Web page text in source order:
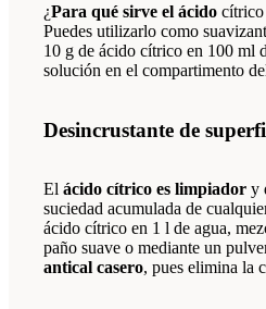
¿Para qué sirve el ácido cítrico
Puedes utilizarlo como
10 g de ácido cítrico en 100 ml
solución en el compartimento
Desincrustante de
El ácido cítrico es limpiador y
suciedad acumulada de
ácido cítrico en 1 l de agua,
paño suave o mediante un
antical casero, pues elimina la